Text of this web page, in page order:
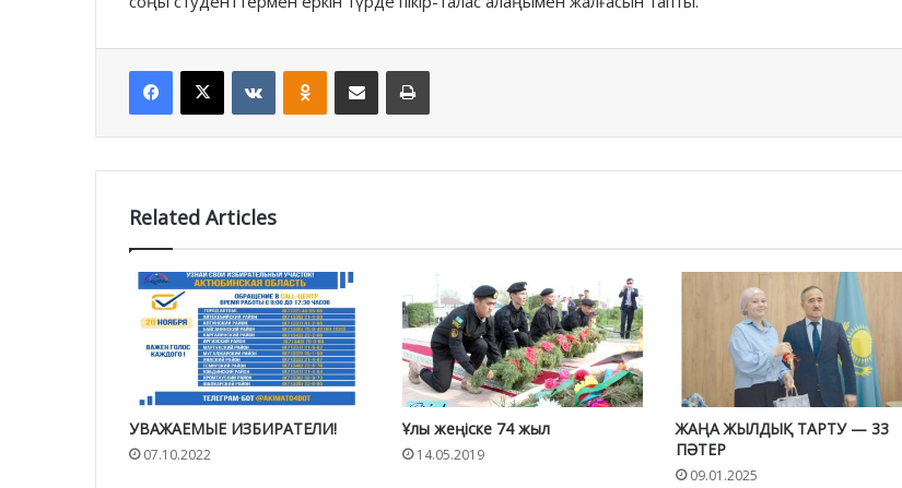
Facebook
X VKontakteOdnoklassniki
Share via Email Print
Related Articles
УВАЖАЕМЫЕ ИЗБИРАТЕЛИ!
07.10.2022
Ұлы жеңіске 74 жыл
14.05.2019
ЖАҢА ЖЫЛДЫҚ ТАРТУ — 33
ПӘТЕР
09.01.2025